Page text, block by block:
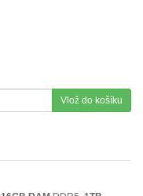
Vlož do košíku